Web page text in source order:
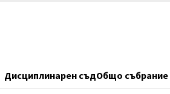
Дисциплинарен съдОбщо събрание